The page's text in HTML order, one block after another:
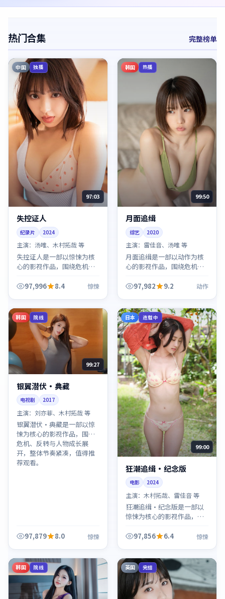
热门合集 完整榜单
中国 独播
97:03
失控证人
纪录片 2024
主演： 汤唯、木村拓哉 等
失控证人是一部以惊悚为核
心的影视作品，围绕危机、
节奏紧凑，值得推荐观看。
97,996 8.4 惊悚
韩国 热播
99:50
月面追缉
综艺 2020
主演： 雷佳音、汤唯 等
月面追缉是一部以动作为核
心的影视作品，围绕危机、
节奏紧凑，值得推荐观看。
97,982 9.2 动作
韩国 院线
99:27
银翼潜伏·典藏
电视剧 2017
主演： 刘亦菲、木村拓哉 等
银翼潜伏·典藏是一部以惊
悚为核心的影视作品，围绕
危机、反转与人物成长展
开，整体节奏紧凑，值得推
荐观看。
97,879 8.0 惊悚
日本 连载中
99:00
狂潮追缉·纪念版
电影 2024
主演：木村拓哉、雷佳音 等
狂潮追缉·纪念版是一部以
惊悚为核心的影视作品，围
开，整体节奏紧凑，值得推
97,856 6.4 惊悚
韩国 院线 英国 完结